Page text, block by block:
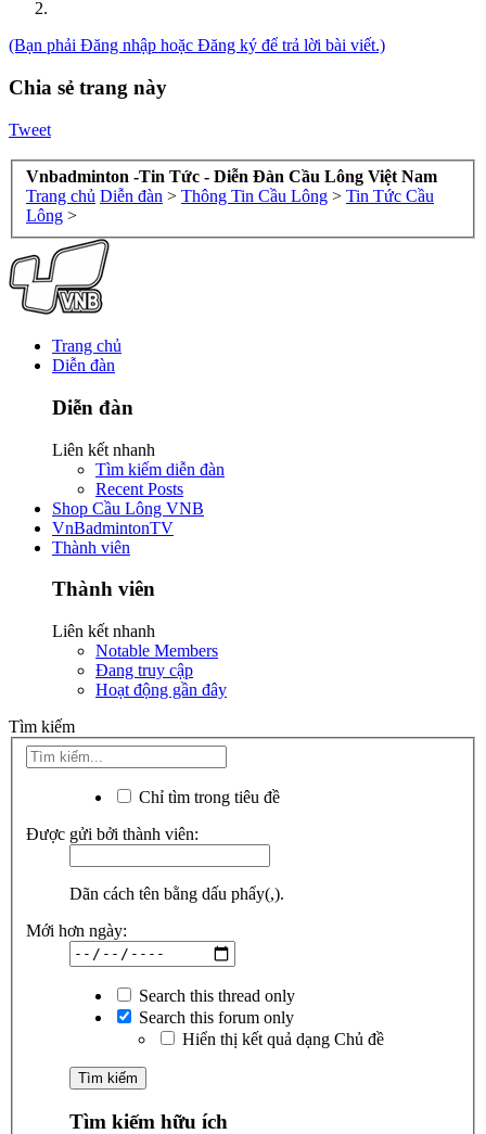
(Bạn phải Đăng nhập hoặc Đăng ký để trả lời bài viết.)
Chia sẻ trang này
Tweet
Vnbadminton -Tin Tức - Diễn Đàn Cầu Lông Việt Nam
Trang chủ Diễn đàn > Thông Tin Cầu Lông > Tin Tức Cầu
Lông >
Trang chủ
Diễn đàn
Diễn đàn
Liên kết nhanh
Tìm kiếm diễn đàn
Recent Posts
Shop Cầu Lông VNB
VnBadmintonTV
Thành viên
Thành viên
Liên kết nhanh
Notable Members
Đang truy cập
Hoạt động gần đây
Tìm kiếm
Chỉ tìm trong tiêu đề
Được gửi bởi thành viên:
Dãn cách tên bằng dấu phẩy(,).
Mới hơn ngày:
Search this thread only
Search this forum only
Hiển thị kết quả dạng Chủ đề
Tìm kiếm hữu ích